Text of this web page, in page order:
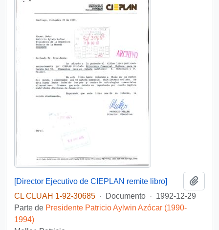
[Director Ejecutivo de CIEPLAN remite libro]
CL CLUAH 1-92-30685 · Documento · 1992-12-29
Parte de Presidente Patricio Aylwin Azócar (1990-
1994)